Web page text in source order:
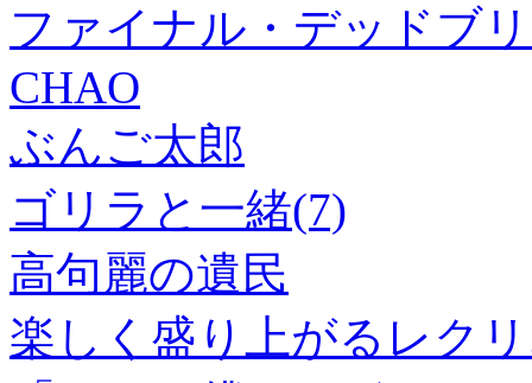
ファイナル・デッドブ
CHAO
ぶんご太郎
ゴリラと一緒(7)
高句麗の遺民
楽しく盛り上がるレク